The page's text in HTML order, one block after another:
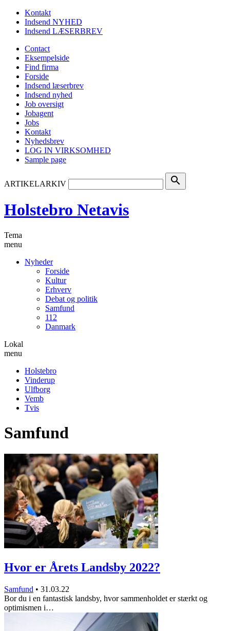
Kontakt
Indsend NYHED
Indsend LÆSERBREV
Contact
Eksempelside
Find firma
Forside
Indsend læserbrev
Indsend nyhed
Job oversigt
Jobagent
Jobs
Kontakt
Nyhedsbrev
LOG IN VIRKSOMHED
Sample page
ARTIKELARKIV search
Holstebro Netavis
Tema
menu
Nyheder
Forside
Kultur
Erhverv
Debat og politik
Samfund
112
Danmark
Lokal
menu
Holstebro
Vinderup
Ulfborg
Vemb
Tvis
Samfund
Hvor er Årets Landsby 2022?
Samfund • 31.03.22
Bor du i en fantastisk landsby, hvor sammenholdet er stærkt og
optimismen i…